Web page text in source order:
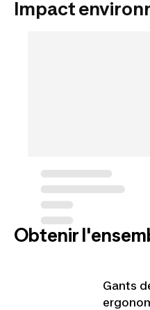
Impact
Obtenir
Gants